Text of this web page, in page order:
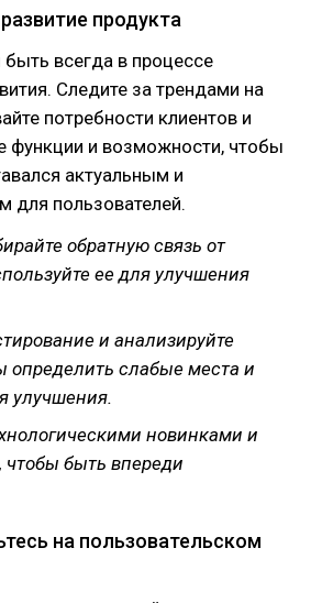
продукта
всегда в процессе
Следите за трендами на
потребности клиентов и
функции и возможности, чтобы
актуальным и
для пользователей.
обратную связь от
ее для улучшения
и анализируйте
определить слабые места и
улучшения.
новинками и
быть впереди
на пользовательском